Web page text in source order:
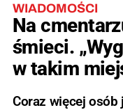
WIADOMOŚCI
Na
śmieci.
w takim
Coraz więcej